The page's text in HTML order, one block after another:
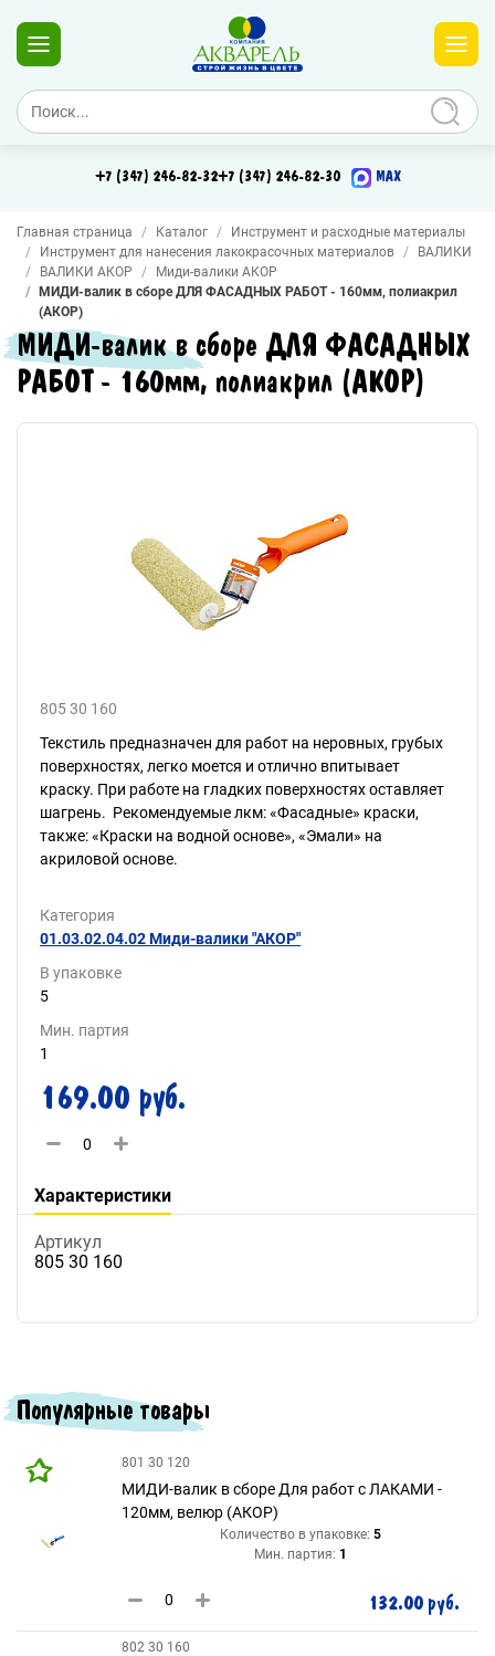
+7 (347) 246-82-32+7 (347) 246-82-30 MAX
Главная страница Каталог
Инструмент и расходные материалы
Инструмент для нанесения лакокрасочных материалов
ВАЛИКИ
ВАЛИКИ АКОР
Миди-валики АКОР
МИДИ-валик в сборе ДЛЯ ФАСАДНЫХ РАБОТ - 160мм, полиакрил
(АКОР)
МИДИ-валик в сборе ДЛЯ ФАСАДНЫХ
РАБОТ - 160мм, полиакрил (АКОР)
805 30 160
Текстиль предназначен для работ на неровных, грубых
поверхностях, легко моется и отлично впитывает
краску. При работе на гладких поверхностях оставляет
шагрень. Рекомендуемые лкм: «Фасадные» краски,
также: «Краски на водной основе», «Эмали» на
акриловой основе.
Категория
01.03.02.04.02 Миди-валики "АКОР"
В упаковке
5
Мин. партия
1
169.00 руб.
Характеристики
Артикул
805 30 160
Популярные товары
801 30 120
МИДИ-валик в сборе Для работ с ЛАКАМИ -
120мм, велюр (АКОР)
Количество в упаковке: 5
Мин. партия: 1
132.00 руб.
802 30 160